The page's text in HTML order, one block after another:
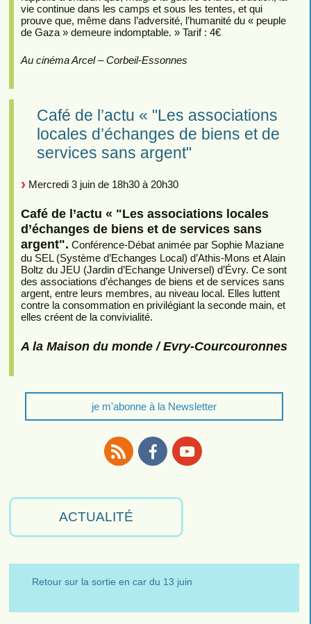
vie continue dans les camps et sous les tentes, et qui
prouve que, même dans l’adversité, l’humanité du « peuple
de Gaza » demeure indomptable. » Tarif : 4€
Au cinéma Arcel – Corbeil-Essonnes
Café de l’actu « "Les associations
locales d’échanges de biens et de
services sans argent"
Mercredi 3 juin de 18h30 à 20h30
Café de l’actu « "Les associations locales
d’échanges de biens et de services sans
argent". Conférence-Débat animée par Sophie Maziane
du SEL (Système d’Echanges Local) d’Athis-Mons et Alain
Boltz du JEU (Jardin d’Echange Universel) d’Évry. Ce sont
des associations d’échanges de biens et de services sans
argent, entre leurs membres, au niveau local. Elles luttent
contre la consommation en privilégiant la seconde main, et
elles créent de la convivialité.
A la Maison du monde / Evry-Courcouronnes
je m'abonne à la Newsletter
ACTUALITÉ
Retour sur la sortie en car du 13 juin